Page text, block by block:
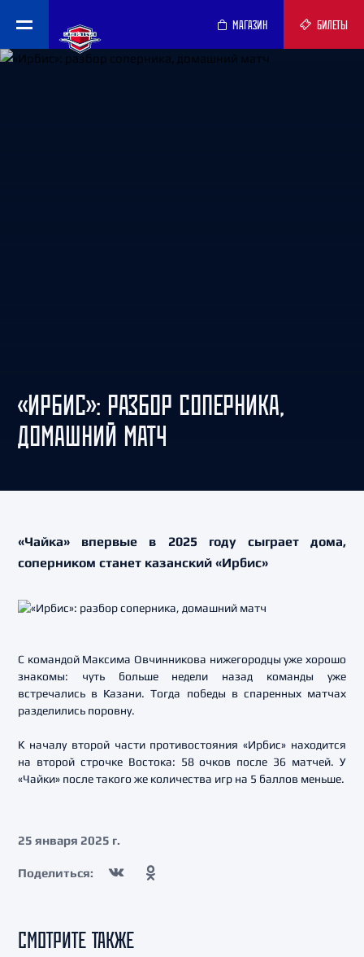
МАГАЗИН БИЛЕТЫ
«ИРБИС»: РАЗБОР СОПЕРНИКА,
ДОМАШНИЙ МАТЧ
«Чайка» впервые в 2025 году сыграет дома,
соперником станет казанский «Ирбис»
С командой Максима Овчинникова нижегородцы уже хорошо
знакомы: чуть больше недели назад команды уже
встречались в Казани. Тогда победы в спаренных матчах
разделились поровну.
К началу второй части противостояния «Ирбис» находится
на второй строчке Востока: 58 очков после 36 матчей. У
«Чайки» после такого же количества игр на 5 баллов меньше.
25 января 2025 г.
Поделиться:
СМОТРИТЕ ТАКЖЕ